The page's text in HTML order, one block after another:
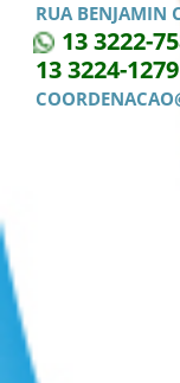
RUA BENJAMIN
13 3222-
13 3224-1279